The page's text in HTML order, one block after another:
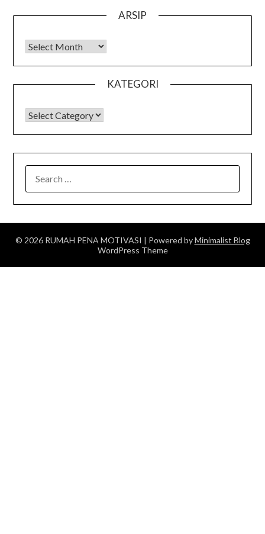
ARSIP
Arsip
KATEGORI
KATEGORI
FOR:
© 2026 RUMAH PENA MOTIVASI | Powered byMinimalist Blog
WordPress Theme